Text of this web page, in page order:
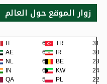
زوار الموقع حول العالم
IT 62 TR
31
AE 62 IR
30
NL 60 BE
28
IN 60 KW
24
QA 57 PL
22